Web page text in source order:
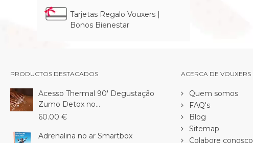
Tarjetas Regalo Vouxers |
Bonos Bienestar
PRODUCTOS DESTACADOS
Acesso Thermal 90' Degustação
Zumo Detox no...
60.00 €
Adrenalina no ar Smartbox
ACERCA DE VOUXERS
Quem somos
FAQ's
Blog
Sitemap
Colabore conosco